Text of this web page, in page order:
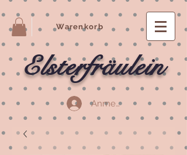
Warenkorb
Elsterfräulein
Anmelden